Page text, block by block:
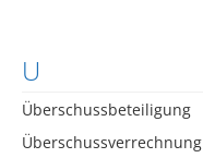
U
Überschussbeteiligung
Überschussverrechnung